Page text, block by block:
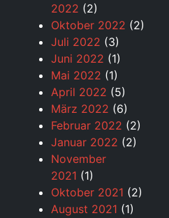
2022 (2)
Oktober 2022 (2)
Juli 2022 (3)
Juni 2022 (1)
Mai 2022 (1)
April 2022 (5)
März 2022 (6)
Februar 2022 (2)
Januar 2022 (2)
November
2021 (1)
Oktober 2021 (2)
August 2021 (1)